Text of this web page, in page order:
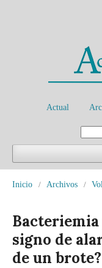
Actual
Inicio / Archivos /
Bacteriemia
signo de
de un brote?